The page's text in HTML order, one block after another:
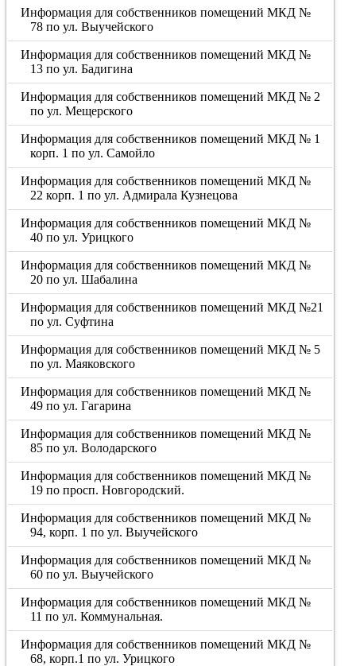
Информация для собственников помещений МКД №
78 по ул. Выучейского
Информация для собственников помещений МКД №
13 по ул. Бадигина
Информация для собственников помещений МКД № 2
по ул. Мещерского
Информация для собственников помещений МКД № 1
корп. 1 по ул. Самойло
Информация для собственников помещений МКД №
22 корп. 1 по ул. Адмирала Кузнецова
Информация для собственников помещений МКД №
40 по ул. Урицкого
Информация для собственников помещений МКД №
20 по ул. Шабалина
Информация для собственников помещений МКД №21
по ул. Суфтина
Информация для собственников помещений МКД № 5
по ул. Маяковского
Информация для собственников помещений МКД №
49 по ул. Гагарина
Информация для собственников помещений МКД №
85 по ул. Володарского
Информация для собственников помещений МКД №
19 по просп. Новгородский.
Информация для собственников помещений МКД №
94, корп. 1 по ул. Выучейского
Информация для собственников помещений МКД №
60 по ул. Выучейского
Информация для собственников помещений МКД №
11 по ул. Коммунальная.
Информация для собственников помещений МКД №
68, корп.1 по ул. Урицкого